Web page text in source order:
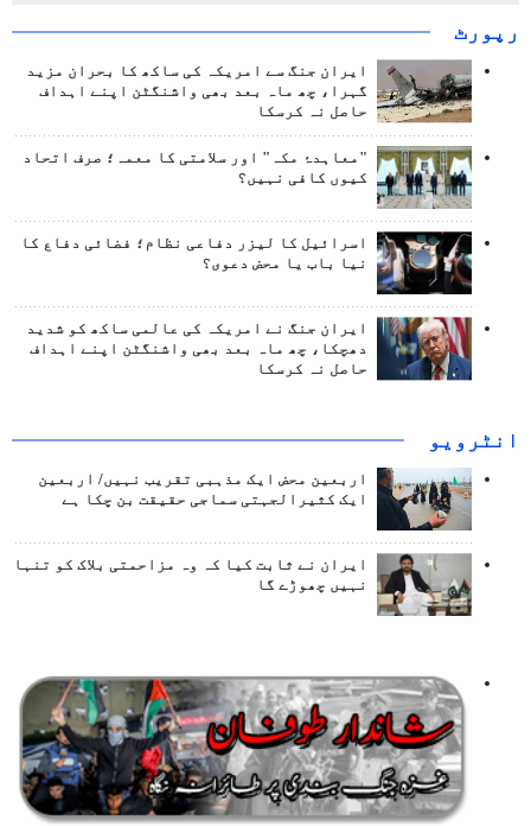
رپورٹ
ایران جنگ سے امریکہ کی ساکھ کا بحران مزید
گہرا، چھ ماہ بعد بھی واشنگٹن اپنے اہداف
حاصل نہ کرسکا
"معاہدۂ مکہ" اور سلامتی کا معمہ؛ صرف اتحاد
کیوں کافی نہیں؟
اسرائیل کا لیزر دفاعی نظام؛ فضائی دفاع کا
نیا باب یا محض دعوی؟
ایران جنگ نے امریکہ کی عالمی ساکھ کو شدید
دھچکا، چھ ماہ بعد بھی واشنگٹن اپنے اہداف
حاصل نہ کرسکا
انٹرويو
اربعین محض ایک مذہبی تقریب نہیں/ اربعین
ایک کثیرالجہتی سماجی حقیقت بن چکا ہے
ایران نے ثابت کیا کہ وہ مزاحمتی بلاک کو تنہا
نہیں چھوڑے گا